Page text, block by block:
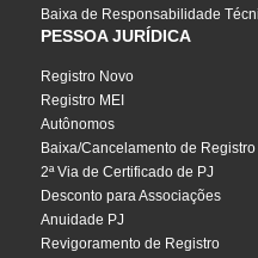
Baixa de Responsabilidade
PESSOA JURÍDICA
Registro Novo
Registro MEI
Autônomos
Baixa/Cancelamento de Registro
2ª Via de Certificado de PJ
Desconto para Associações
Anuidade PJ
Revigoramento de Registro